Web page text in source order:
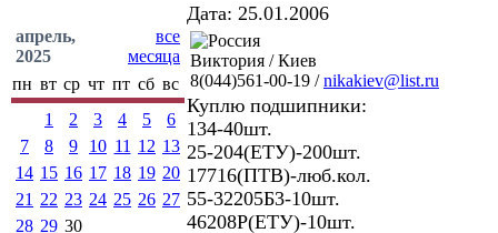
апрель,
2025
все
месяца
пн вт ср чт пт сб вс
1
2 3 4 5
6
7
8 9 10 11 12 13
14 15 16 17 18 19 20
21 22 23 24 25 26 27
28 29 30
Дата: 25.01.2006
Виктория / Киев
8(044)561-00-19 /nikakiev@list.ru
Куплю подшипники:
134-40шт.
25-204(ЕТУ)-200шт.
17716(ПТВ)-люб.кол.
55-32205Б3-10шт.
46208Р(ЕТУ)-10шт.